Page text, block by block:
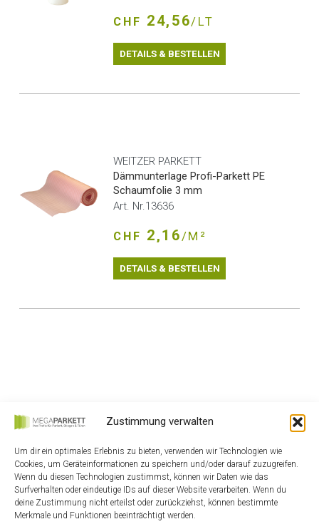
Zustimmung verwalten
Um dir ein optimales Erlebnis zu bieten, verwenden wir Technologien wie
Cookies, um Geräteinformationen zu speichern und/oder darauf zuzugreifen.
Wenn du diesen Technologien zustimmst, können wir Daten wie das
Surfverhalten oder eindeutige IDs auf dieser Website verarbeiten. Wenn du
deine Zustimmung nicht erteilst oder zurückziehst, können bestimmte
Merkmale und Funktionen beeinträchtigt werden.
CHF 24,56/LT
DETAILS & BESTELLEN
WEITZER PARKETT
Dämmunterlage Profi-Parkett PE
Schaumfolie 3 mm
Art. Nr.13636
CHF 2,16/M²
DETAILS & BESTELLEN
HOME
KONTAKT